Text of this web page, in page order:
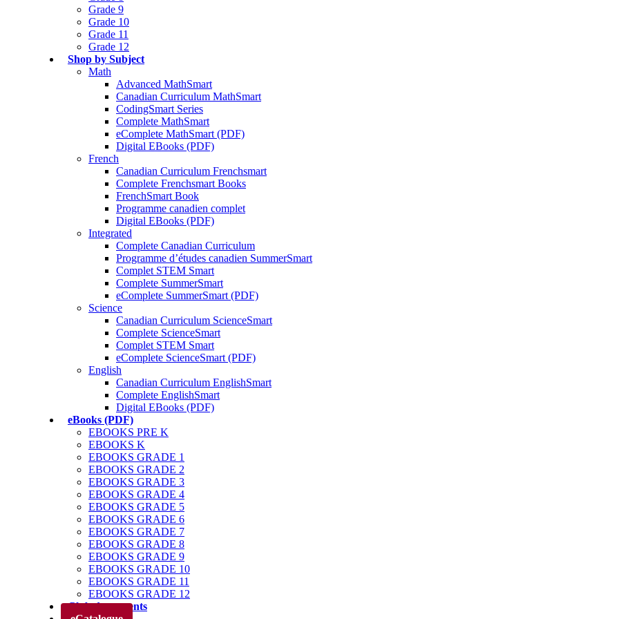
Grade 9
Grade 10
Grade 11
Grade 12
Shop by Subject
Math
Advanced MathSmart
Canadian Curriculum MathSmart
CodingSmart Series
Complete MathSmart
eComplete MathSmart (PDF)
Digital EBooks (PDF)
French
Canadian Curriculum Frenchsmart
Complete Frenchsmart Books
FrenchSmart Book
Programme canadien complet
Digital EBooks (PDF)
Integrated
Complete Canadian Curriculum
Programme d’études canadien SummerSmart
Complet STEM Smart
Complete SummerSmart
eComplete SummerSmart (PDF)
Science
Canadian Curriculum ScienceSmart
Complete ScienceSmart
Complet STEM Smart
eComplete ScienceSmart (PDF)
English
Canadian Curriculum EnglishSmart
Complete EnglishSmart
Digital EBooks (PDF)
eBooks (PDF)
EBOOKS PRE K
EBOOKS K
EBOOKS GRADE 1
EBOOKS GRADE 2
EBOOKS GRADE 3
EBOOKS GRADE 4
EBOOKS GRADE 5
EBOOKS GRADE 6
EBOOKS GRADE 7
EBOOKS GRADE 8
EBOOKS GRADE 9
EBOOKS GRADE 10
EBOOKS GRADE 11
EBOOKS GRADE 12
Club des parents